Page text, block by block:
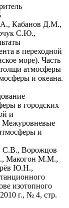
Кабанов Д.М.,
С.Ю.,
в переходной
море). Часть
атмосферы
и океана.
в городских
и
Межуровневые
и
С.В., Ворожцов
Макогон М.М.,
Ю.Н.,
изотопного
г., № 4, стр.